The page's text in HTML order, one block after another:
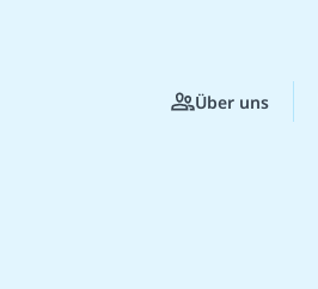
Über uns